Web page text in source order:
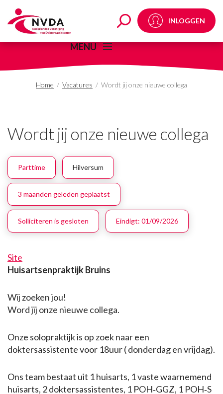
Wordt jij onze nieuwe
INLOGGEN
MENU
Home / Vacatures / Wordt jij onze nieuwe collega
Wordt jij onze nieuwe collega
Parttime Hilversum
3 maanden geleden geplaatst
Solliciteren is gesloten Eindigt: 01/09/2026
Site
Huisartsenpraktijk Bruins
Wij zoeken jou!
Word jij onze nieuwe collega.
Onze solopraktijk is op zoek naar een
doktersassistente voor 18uur ( donderdag en vrijdag).
Ons team bestaat uit 1 huisarts, 1 vaste waarnemend
huisarts, 2 doktersassistentes, 1 POH‑GGZ, 1 POH‑S